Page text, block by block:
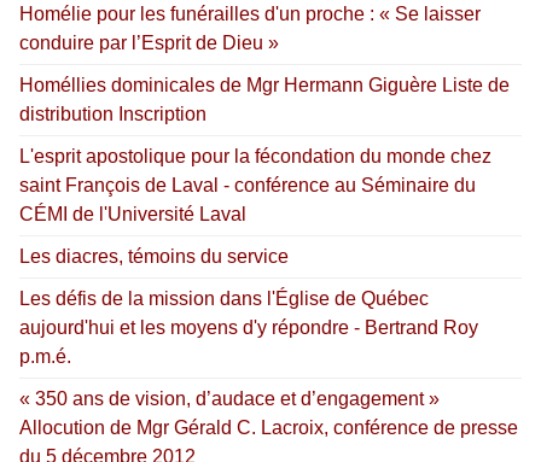
Homélie pour les funérailles d'un proche : « Se laisser
conduire par l’Esprit de Dieu »
Homéllies dominicales de Mgr Hermann Giguère Liste de
distribution Inscription
L'esprit apostolique pour la fécondation du monde chez
saint François de Laval - conférence au Séminaire du
CÉMI de l'Université Laval
Les diacres, témoins du service
Les défis de la mission dans l'Église de Québec
aujourd'hui et les moyens d'y répondre - Bertrand Roy
p.m.é.
« 350 ans de vision, d’audace et d’engagement »
Allocution de Mgr Gérald C. Lacroix, conférence de presse
du 5 décembre 2012